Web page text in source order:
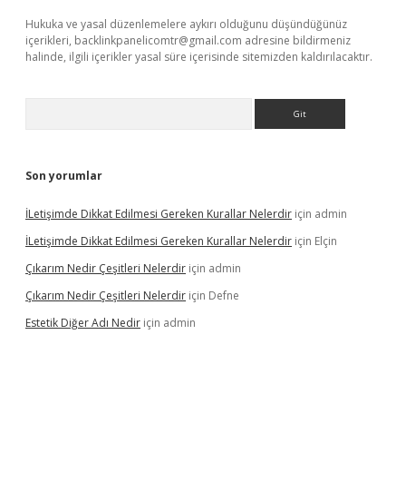
Hukuka ve yasal düzenlemelere aykırı olduğunu düşündüğünüz
içerikleri, backlinkpanelicomtr@gmail.com adresine bildirmeniz
halinde, ilgili içerikler yasal süre içerisinde sitemizden kaldırılacaktır.
Son yorumlar
İLetişimde Dikkat Edilmesi Gereken Kurallar Nelerdir için admin
İLetişimde Dikkat Edilmesi Gereken Kurallar Nelerdir için Elçin
Çıkarım Nedir Çeşitleri Nelerdir için admin
Çıkarım Nedir Çeşitleri Nelerdir için Defne
Estetik Diğer Adı Nedir için admin